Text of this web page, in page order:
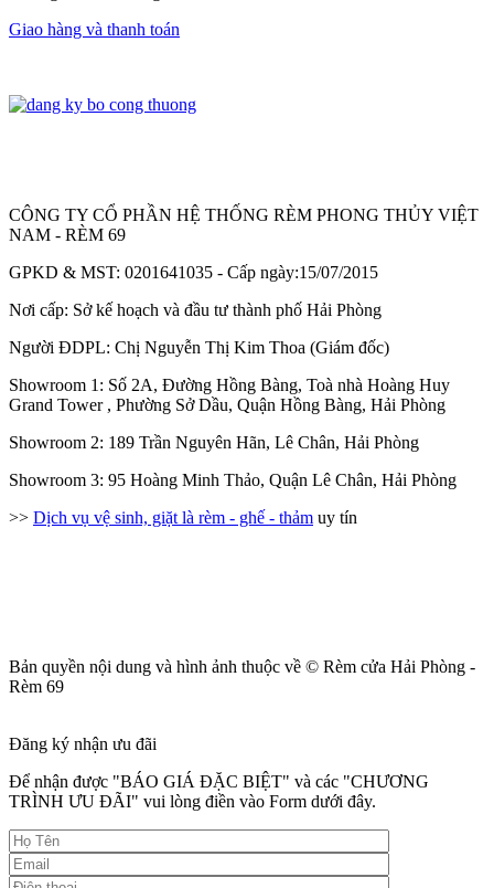
Giao hàng và thanh toán
CÔNG TY CỔ PHẦN HỆ THỐNG RÈM PHONG THỦY VIỆT
NAM - RÈM 69
GPKD & MST: 0201641035 - Cấp ngày:15/07/2015
Nơi cấp: Sở kế hoạch và đầu tư thành phố Hải Phòng
Người ĐDPL: Chị Nguyễn Thị Kim Thoa (Giám đốc)
Showroom 1: Số 2A, Đường Hồng Bàng, Toà nhà Hoàng Huy
Grand Tower , Phường Sở Dầu, Quận Hồng Bàng, Hải Phòng
Showroom 2: 189 Trần Nguyên Hãn, Lê Chân, Hải Phòng
Showroom 3: 95 Hoàng Minh Thảo, Quận Lê Chân, Hải Phòng
>> Dịch vụ vệ sinh, giặt là rèm - ghế - thảm uy tín
Bản quyền nội dung và hình ảnh thuộc về © Rèm cửa Hải Phòng -
Rèm 69
Đăng ký nhận ưu đãi
Để nhận được "BÁO GIÁ ĐẶC BIỆT" và các "CHƯƠNG
TRÌNH ƯU ĐÃI" vui lòng điền vào Form dưới đây.